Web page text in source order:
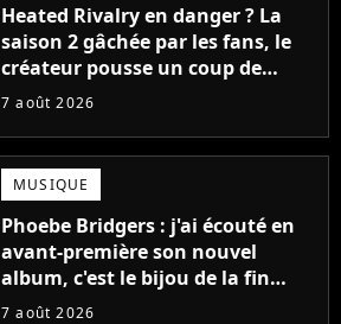
Heated Rivalry en danger ? La
saison 2 gâchée par les fans, le
créateur pousse un coup de
gueule
7 août 2026
MUSIQUE
Phoebe Bridgers : j'ai écouté en
avant-première son nouvel
album, c'est le bijou de la fin
d'été
7 août 2026